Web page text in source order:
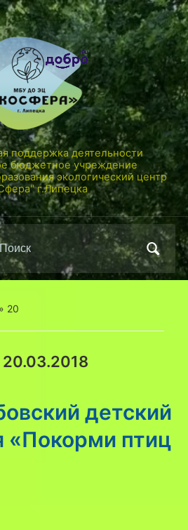
поддержка деятельности
бюджетное учреждение
экологический центр
г.Липецка
20
20.03.2018
детский
«Покорми птиц